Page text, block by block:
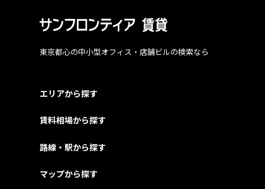
東京都心の中小型オフィス・店舗ビルの検索なら
エリアから探す
賃料相場から探す
路線・駅から探す
マップから探す